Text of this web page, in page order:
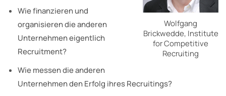
Wolfgang
Brickwedde, Institute
for Competitive
Recruiting
Wie finanzieren und
organisieren die anderen
Unternehmen eigentlich
Recruitment?
Wie messen die anderen
Unternehmen den Erfolg ihres Recruitings?